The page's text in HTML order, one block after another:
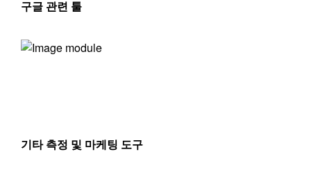
구글 관련 툴
기타 측정 및 마케팅 도구